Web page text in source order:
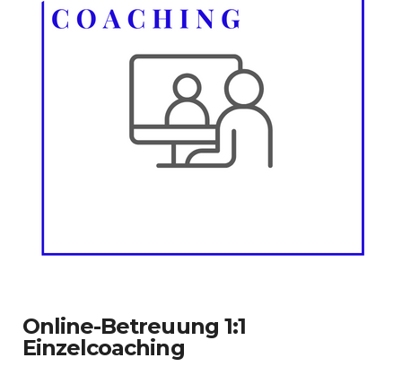
Online-Betreuung 1:1
Einzelcoaching